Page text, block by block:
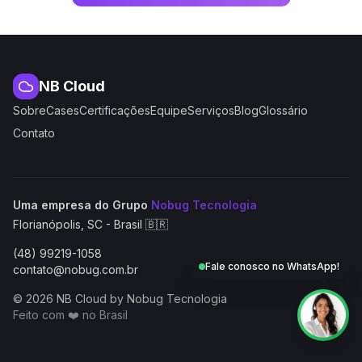
NB Cloud
SobreCasesCertificaçõesEquipeServiçosBlogGlossário
Contato
Uma empresa do Grupo Nobug Tecnologia
Florianópolis, SC - Brasil 🇧🇷
(48) 99219-1058
contato@nobug.com.br
© 2026 NB Cloud by Nobug Tecnologia
Feito com ❤️ no Brasil
NB Cloud by Nobug Tecnologia — Cloud computing,
Fale conosco no WhatsApp!